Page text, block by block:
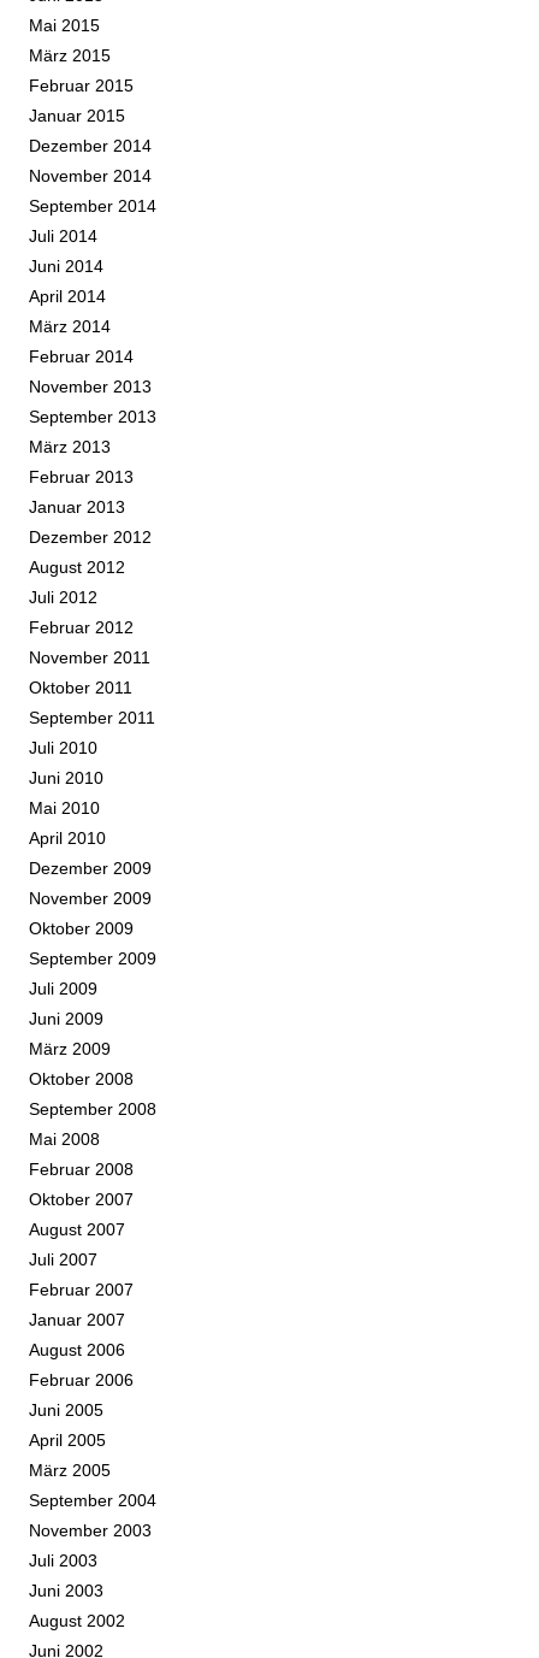
Mai 2015
März 2015
Februar 2015
Januar 2015
Dezember 2014
November 2014
September 2014
Juli 2014
Juni 2014
April 2014
März 2014
Februar 2014
November 2013
September 2013
März 2013
Februar 2013
Januar 2013
Dezember 2012
August 2012
Juli 2012
Februar 2012
November 2011
Oktober 2011
September 2011
Juli 2010
Juni 2010
Mai 2010
April 2010
Dezember 2009
November 2009
Oktober 2009
September 2009
Juli 2009
Juni 2009
März 2009
Oktober 2008
September 2008
Mai 2008
Februar 2008
Oktober 2007
August 2007
Juli 2007
Februar 2007
Januar 2007
August 2006
Februar 2006
Juni 2005
April 2005
März 2005
September 2004
November 2003
Juli 2003
Juni 2003
August 2002
Juni 2002